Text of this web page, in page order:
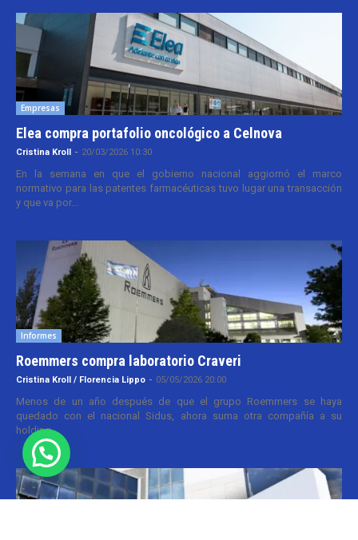
Empresas
Elea compra portafolio oncológico a Celnova
Cristina Kroll - 20/03/2026 10:30
En la semana en que el gobierno nacional aggiornó el marco
normativo para las patentes farmacéuticas tuvo lugar una transacción
y que va por...
Informes
Roemmers compra laboratorio Craveri
Cristina Kroll / Florencia Lippo - 05/05/2026 20:00
Menos de un año después de que el grupo Roemmers se haya
quedado con el nacional Sidus, ahora suma otra compañía a su
holding....